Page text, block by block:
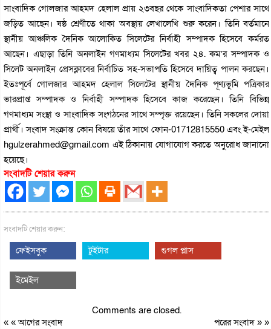
সাংবাদিক গোলজার আহমদ হেলাল প্রায় ২৩বছর থেকে সাংবাদিকতা পেশার সাথে
জড়িত আছেন। ষষ্ঠ শ্রেণীতে থাকা অবস্থায় লেখালেখি শুরু করেন। তিনি বর্তমানে
স্থানীয় আঞ্চলিক দৈনিক আলোকিত সিলেটের নির্বাহী সম্পাদক হিসেবে কর্মরত
আছেন। এছাড়া তিনি অনলাইন গণমাধ্যম সিলেটের খবর ২৪. কম’র সম্পাদক ও
সিলেট অনলাইন প্রেসক্লাবের নির্বাচিত সহ-সভাপতি হিসেবে দায়িত্ব পালন করছেন।
ইতঃপূর্বে গোলজার আহমদ হেলাল সিলেটের স্থানীয় দৈনিক পূণ্যভূমি পত্রিকার
ভারপ্রাপ্ত সম্পাদক ও নির্বাহী সম্পাদক হিসেবে কাজ করেছেন। তিনি বিভিন্ন
গণমাধ্যম সংস্থা ও সাংবাদিক সংগঠনের সাথে সম্পৃক্ত রয়েছেন। তিনি সকলের দোয়া
প্রার্থী। সংবাদ সংক্রান্ত কোন বিষয়ে তাঁর সাথে ফোন-01712815550 এবং ই-মেইল
hgulzerahmed@gmail.com এই ঠিকানায় যোগাযোগ করতে অনুরোধ জানানো
হয়েছে।
সংবাদটি শেয়ার করুন
সংবাদটি শেয়ার করুন:
ফেইসবুক টুইটার গুগল প্লাস
ইমেইল
Comments are closed.
« «আগের সংবাদ পরের সংবাদ» »